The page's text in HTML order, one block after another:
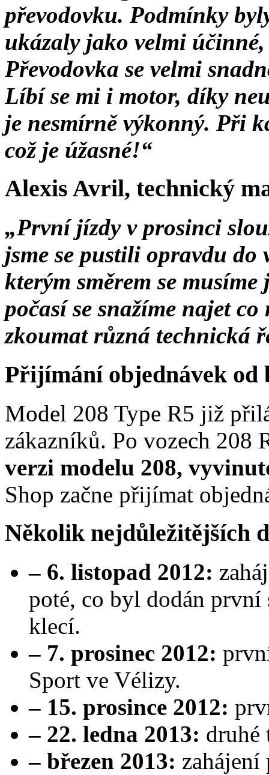
převodovku. Podmínky
ukázaly jako velmi
Převodovka se velmi
Líbí se mi i motor, díky
je nesmírně výkonný. Při
což je úžasné!“
Alexis Avril, technický
„První jízdy v prosinci
jsme se pustili opravdu do
kterým směrem se
počasí se snažíme najet
zkoumat různá technická
Přijímání objednávek od
Model 208 Type R5 již
zákazníků. Po vozech 208
verzi modelu 208,
Shop začne přijímat
Několik nejdůležitějších
– 6. listopad 2012:
poté, co byl dodán první
klecí.
– 7. prosinec 2012:
Sport ve Vélizy.
– 15. prosince 2012:
– 22. ledna 2013: druhé
– březen 2013: